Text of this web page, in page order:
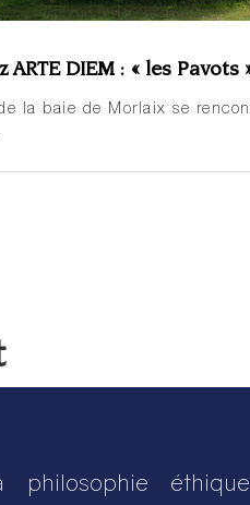
DIEM : « les Pavots
la baie de Morlaix se
philosophie